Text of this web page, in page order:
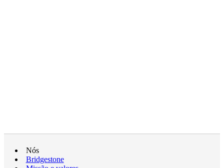
Nós
Bridgestone